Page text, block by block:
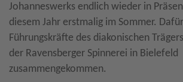
Johanneswerks endlich wieder in
diesem Jahr erstmalig im Sommer.
Führungskräfte des diakonischen
der Ravensberger Spinnerei in Bielefeld
zusammengekommen.